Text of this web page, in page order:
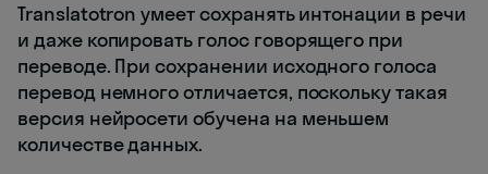
Translatotron умеет сохранять интонации в речи
и даже копировать голос говорящего при
переводе. При сохранении исходного голоса
перевод немного отличается, поскольку такая
версия нейросети обучена на меньшем
количестве данных.